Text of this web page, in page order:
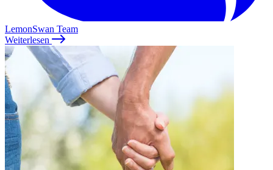
LemonSwan Team
Weiterlesen